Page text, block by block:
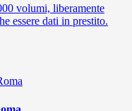
volumi, liberamente
essere dati in prestito.